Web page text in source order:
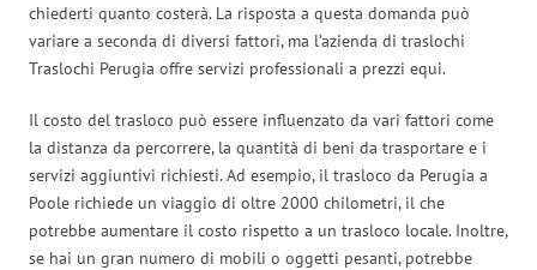
chiederti quanto costerà. La risposta a questa domanda può
variare a seconda di diversi fattori, ma l’azienda di traslochi
Traslochi Perugia offre servizi professionali a prezzi equi.
Il costo del trasloco può essere influenzato da vari fattori come
la distanza da percorrere, la quantità di beni da trasportare e i
servizi aggiuntivi richiesti. Ad esempio, il trasloco da Perugia a
Poole richiede un viaggio di oltre 2000 chilometri, il che
potrebbe aumentare il costo rispetto a un trasloco locale. Inoltre,
se hai un gran numero di mobili o oggetti pesanti, potrebbe